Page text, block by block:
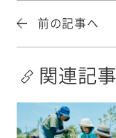
前の記事へ
関連記事